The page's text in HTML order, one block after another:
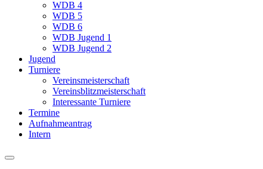
WDB 4
WDB 5
WDB 6
WDB Jugend 1
WDB Jugend 2
Jugend
Turniere
Vereinsmeisterschaft
Vereinsblitzmeisterschaft
Interessante Turniere
Termine
Aufnahmeantrag
Intern